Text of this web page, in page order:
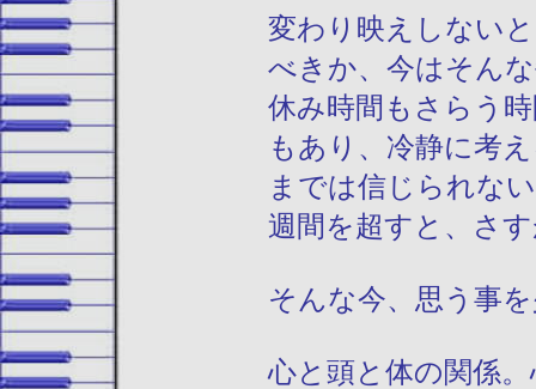
変わり映えしない
べきか、今はそん
休み時間もさらう
もあり、冷静に考
までは信じられな
週間を超すと、さ
そんな今、思う事
心と頭と体の関係